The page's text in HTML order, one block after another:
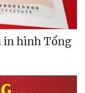
in hình Tổng